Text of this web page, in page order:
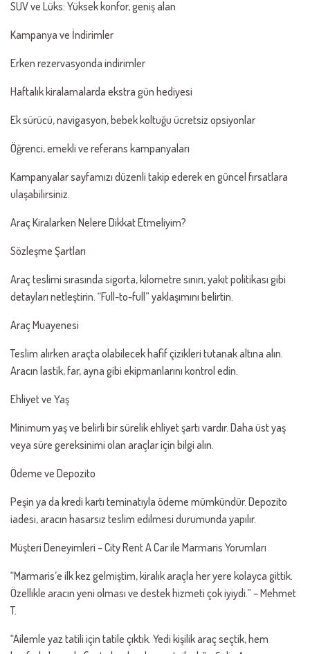
SUV ve Lüks: Yüksek konfor, geniş alan
Kampanya ve İndirimler
Erken rezervasyonda indirimler
Haftalık kiralamalarda ekstra gün hediyesi
Ek sürücü, navigasyon, bebek koltuğu ücretsiz opsiyonlar
Öğrenci, emekli ve referans kampanyaları
Kampanyalar sayfamızı düzenli takip ederek en güncel fırsatlara
ulaşabilirsiniz.
Araç Kiralarken Nelere Dikkat Etmeliyim?
Sözleşme Şartları
Araç teslimi sırasında sigorta, kilometre sınırı, yakıt politikası gibi
detayları netleştirin. “Full-to-full” yaklaşımını belirtin.
Araç Muayenesi
Teslim alırken araçta olabilecek hafif çizikleri tutanak altına alın.
Aracın lastik, far, ayna gibi ekipmanlarını kontrol edin.
Ehliyet ve Yaş
Minimum yaş ve belirli bir sürelik ehliyet şartı vardır. Daha üst yaş
veya süre gereksinimi olan araçlar için bilgi alın.
Ödeme ve Depozito
Peşin ya da kredi kartı teminatıyla ödeme mümkündür. Depozito
iadesi, aracın hasarsız teslim edilmesi durumunda yapılır.
Müşteri Deneyimleri – City Rent A Car ile Marmaris Yorumları
“Marmaris’e ilk kez gelmiştim, kiralık araçla her yere kolayca gittik.
Özellikle aracın yeni olması ve destek hizmeti çok iyiydi.” – Mehmet
T.
“Ailemle yaz tatili için tatile çıktık. Yedi kişilik araç seçtik, hem